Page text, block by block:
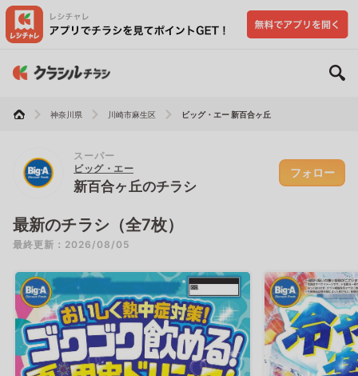
神奈川県 川崎市麻生区 ビッグ・エー 新百合ヶ丘
スーパー
ビッグ・エー
新百合ヶ丘のチラシ
フォロー
最新のチラシ（全7枚）
最終更新：2026/08/05